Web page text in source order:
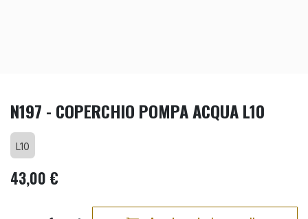
N197 - COPERCHIO POMPA ACQUA L10
L10
43,00 €